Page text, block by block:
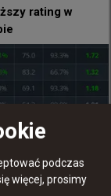
Tak
rating w
podczas
więcej, prosimy